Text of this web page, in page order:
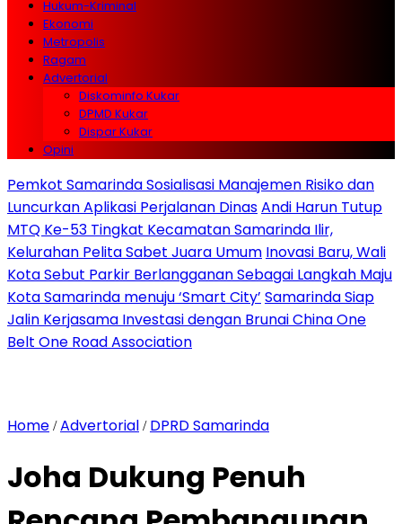
Hukum-Kriminal
Ekonomi
Metropolis
Ragam
Advertorial
Diskominfo Kukar
DPMD Kukar
Dispar Kukar
Opini
Pemkot Samarinda Sosialisasi Manajemen Risiko dan
Luncurkan Aplikasi Perjalanan DinasAndi Harun Tutup
MTQ Ke-53 Tingkat Kecamatan Samarinda Ilir,
Kelurahan Pelita Sabet Juara Umum Inovasi Baru, Wali
Kota Sebut Parkir Berlangganan Sebagai Langkah Maju
Kota Samarinda menuju ‘Smart City’ Samarinda Siap
Jalin Kerjasama Investasi dengan Brunai China One
Belt One Road Association
Home /Advertorial / DPRD Samarinda
Joha Dukung Penuh